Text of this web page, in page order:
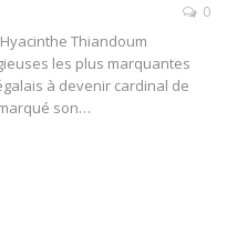
0
Thiandoum
les plus marquantes
à devenir cardinal de
son…